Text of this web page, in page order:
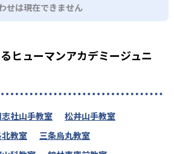
せは現在できません
ヒューマンアカデミージュニ
志社山手教室
松井山手教室
教室
三条烏丸教室